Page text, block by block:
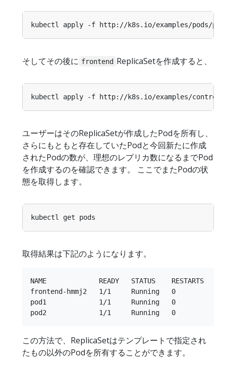
そしてその後に frontend ReplicaSetを作成すると、
ユーザーはそのReplicaSetが作成したPodを所有し、
さらにもともと存在していたPodと今回新たに作成
されたPodの数が、理想のレプリカ数になるまでPod
を作成するのを確認できます。 ここでまたPodの状
態を取得します。
取得結果は下記のようになります。
NAME             READY   STATUS    RESTARTS
frontend-hmmj2   1/1     Running   0          9s
pod1             1/1     Running   0
この方法で、ReplicaSetはテンプレートで指定され
たもの以外のPodを所有することができます。